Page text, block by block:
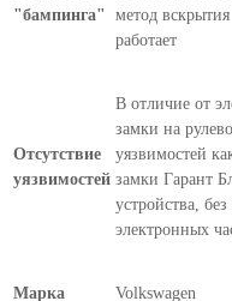
"бампинга"
метод
работает
Отсутствие
уязвимостей
В отличие от
замки на
уязвимостей
замки Гарант
устройства,
электронных
Марка Volkswagen